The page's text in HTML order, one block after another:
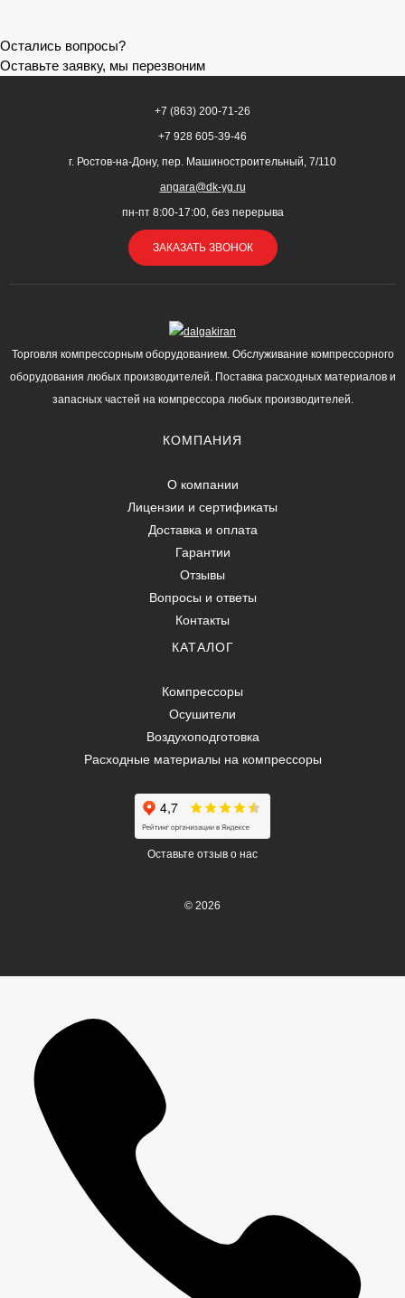
Остались вопросы?
Оставьте заявку, мы перезвоним
+7 (863) 200-71-26
+7 928 605-39-46
г. Ростов-на-Дону, пер. Машиностроительный, 7/110
angara@dk-yg.ru
пн-пт 8:00-17:00, без перерыва
ЗАКАЗАТЬ ЗВОНОК
Торговля компрессорным оборудованием. Обслуживание компрессорного
оборудования любых производителей. Поставка расходных материалов и
запасных частей на компрессора любых производителей.
КОМПАНИЯ
О компании
Лицензии и сертификаты
Доставка и оплата
Гарантии
Отзывы
Вопросы и ответы
Контакты
КАТАЛОГ
Компрессоры
Осушители
Воздухоподготовка
Расходные материалы на компрессоры
Оставьте отзыв о нас
© 2026